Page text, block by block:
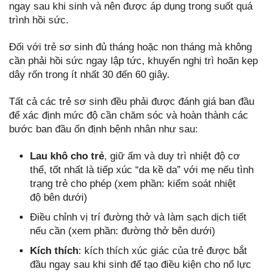
ngay sau khi sinh và nên được áp dụng trong suốt quá
trình hồi sức.
Đối với trẻ sơ sinh đủ tháng hoặc non tháng mà không
cần phải hồi sức ngay lập tức, khuyến nghị trì hoãn kẹp
dây rốn trong ít nhất 30 đến 60 giây.
Tất cả các trẻ sơ sinh đều phải được đánh giá ban đầu
để xác định mức độ cần chăm sóc và hoàn thành các
bước ban đầu ổn định bệnh nhân như sau:
Lau khô cho trẻ, giữ ấm và duy trì nhiệt độ cơ
thể, tốt nhất là tiếp xúc “da kề da” với mẹ nếu tình
trạng trẻ cho phép (xem phần: kiểm soát nhiệt
độ bên dưới)
Điều chỉnh vị trí đường thở và làm sạch dịch tiết
nếu cần (xem phần: đường thở bên dưới)
Kích thích: kích thích xúc giác của trẻ được bắt
đầu ngay sau khi sinh để tạo điều kiện cho nổ lực